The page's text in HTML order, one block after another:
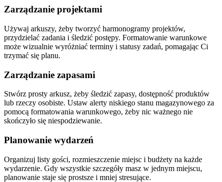
Zarządzanie projektami
Używaj arkuszy, żeby tworzyć harmonogramy projektów,
przydzielać zadania i śledzić postępy. Formatowanie warunkowe
może wizualnie wyróżniać terminy i statusy zadań, pomagając Ci
trzymać się planu.
Zarządzanie zapasami
Stwórz prosty arkusz, żeby śledzić zapasy, dostępność produktów
lub rzeczy osobiste. Ustaw alerty niskiego stanu magazynowego za
pomocą formatowania warunkowego, żeby nic ważnego nie
skończyło się niespodziewanie.
Planowanie wydarzeń
Organizuj listy gości, rozmieszczenie miejsc i budżety na każde
wydarzenie. Gdy wszystkie szczegóły masz w jednym miejscu,
planowanie staje się prostsze i mniej stresujące.